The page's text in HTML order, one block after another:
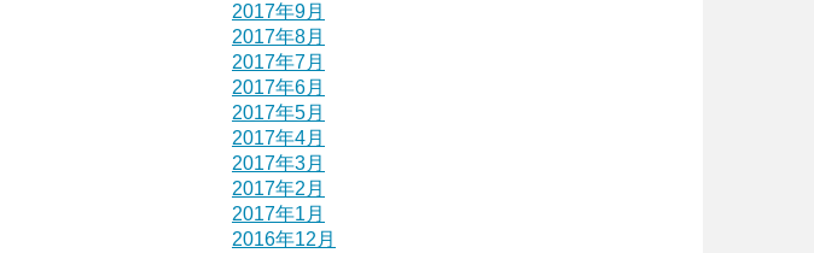
2017年9月
2017年8月
2017年7月
2017年6月
2017年5月
2017年4月
2017年3月
2017年2月
2017年1月
2016年12月